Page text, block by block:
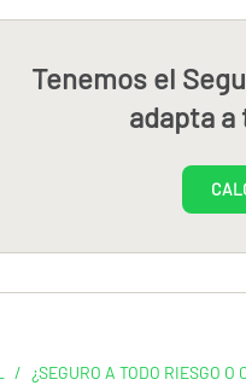
Tenemos el
adapta
/ ¿SEGURO A TODO RIESGO O